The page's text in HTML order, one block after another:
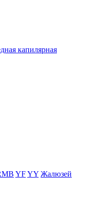
капилярная
YFYY Жалюзей